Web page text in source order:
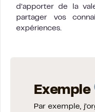
d’apporter de la
partager vos
expériences.
Exemple
Par exemple,